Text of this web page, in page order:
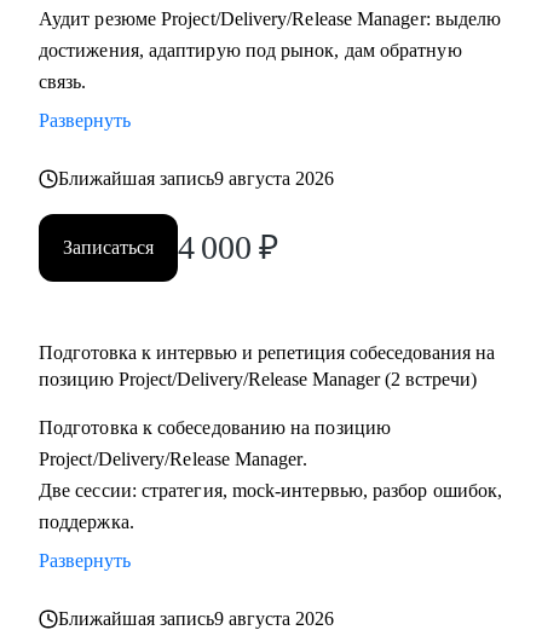
усилить резюме, поднять отклики и двигаться к более
сильным компаниям.
• Системным и продуктовым аналитикам, разработчикам и
тестировщикам, которые планируют переход в управление
• Тимлидам и начинающим менеджерам, которым нужен
внешний взгляд на резюме, карьерный трек и точки роста.
• IT-специалистам, которые хотят системно подойти к
карьере, а не просто “стрелять откликами” в разные
Аудит резюме Project/Delivery/Release Manager: выделю
достижения, адаптирую под рынок, дам обратную
связь.
Развернуть
Ближайшая запись9 августа 2026
Записаться 4 000 ₽
Подготовка к интервью и репетиция собеседования на
позицию Project/Delivery/Release Manager (2 встречи)
Подготовка к собеседованию на позицию
Project/Delivery/Release Manager.
Две сессии: стратегия, mock-интервью, разбор ошибок,
поддержка.
Развернуть
Ближайшая запись9 августа 2026